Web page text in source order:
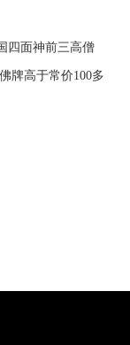
四面神前三高僧
牌高于常价100多